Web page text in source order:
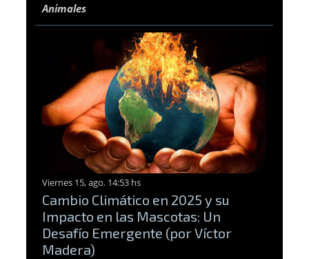
Animales
Viernes 15, ago. 14:53 hs
Cambio Climático en 2025 y su
Impacto en las Mascotas: Un
Desafío Emergente (por Víctor
Madera)